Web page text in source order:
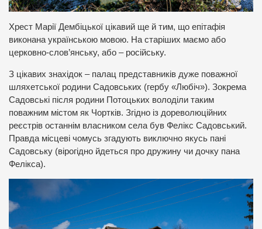
Хрест Марії Дембіцької цікавий ще й тим, що епітафія
виконана українською мовою. На старіших маємо або
церковно-слов’янську, або – російську.
З цікавих знахідок – палац представників дуже поважної
шляхетської родини Садовських (гербу «Любіч»). Зокрема
Садовські після родини Потоцьких володіли таким
поважним містом як Чортків. Згідно із дореволюційних
реєстрів останнім власником села був Фелікс Садовський.
Правда місцеві чомусь згадують виключно якусь пані
Садовську (вірогідно йдеться про дружину чи дочку пана
Фелікса).